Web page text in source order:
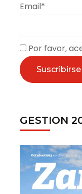
Email*
Por favor,
GESTION